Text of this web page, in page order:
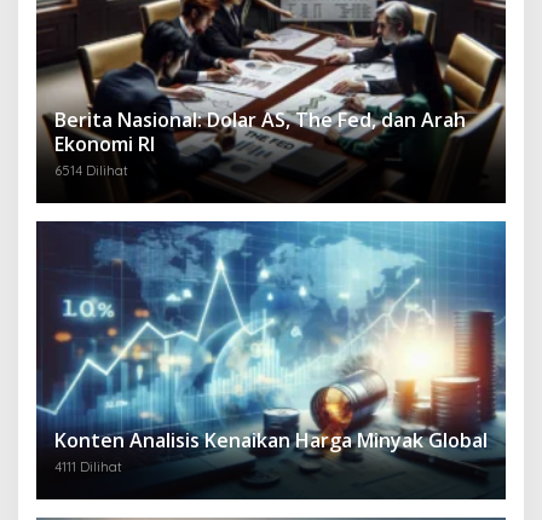
Berita Nasional: Dolar AS, The Fed, dan Arah
Ekonomi RI
6514 Dilihat
Konten Analisis Kenaikan Harga Minyak Global
4111 Dilihat